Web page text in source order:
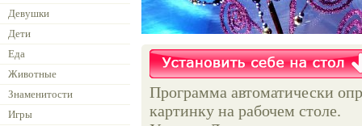
Девушки
Дети
Еда
Животные
Знаменитости
Игры
Программа автоматически
картинку на рабочем столе.